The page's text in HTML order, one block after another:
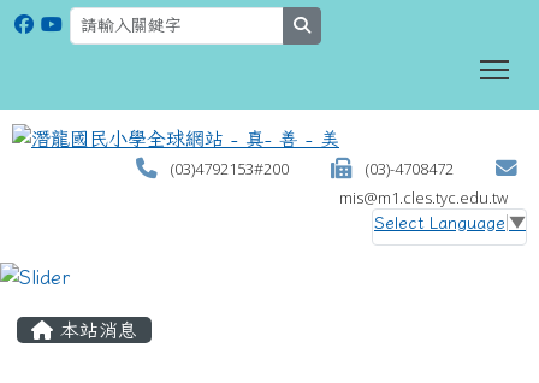
(03)4792153#200
(03)-4708472
mis@m1.cles.tyc.edu.tw
Select Language ▼
本站消息